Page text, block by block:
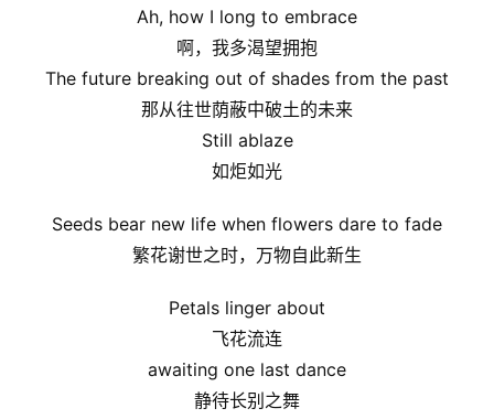
Ah, how I long to embrace
啊，我多渴望拥抱
The future breaking out of shades from the past
那从往世荫蔽中破土的未来
Still ablaze
如炬如光
Seeds bear new life when flowers dare to fade
繁花谢世之时，万物自此新生
Petals linger about
飞花流连
awaiting one last dance
静待长别之舞